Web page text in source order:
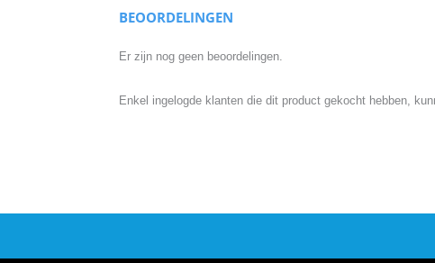
BEOORDELINGEN
Er zijn nog geen beoordelingen.
Enkel ingelogde klanten die dit product gekocht hebben,